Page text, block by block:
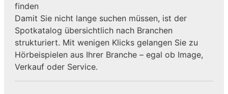
finden
Damit Sie nicht lange suchen müssen, ist der
Spotkatalog übersichtlich nach Branchen
strukturiert. Mit wenigen Klicks gelangen Sie zu
Hörbeispielen aus Ihrer Branche – egal ob Image,
Verkauf oder Service.